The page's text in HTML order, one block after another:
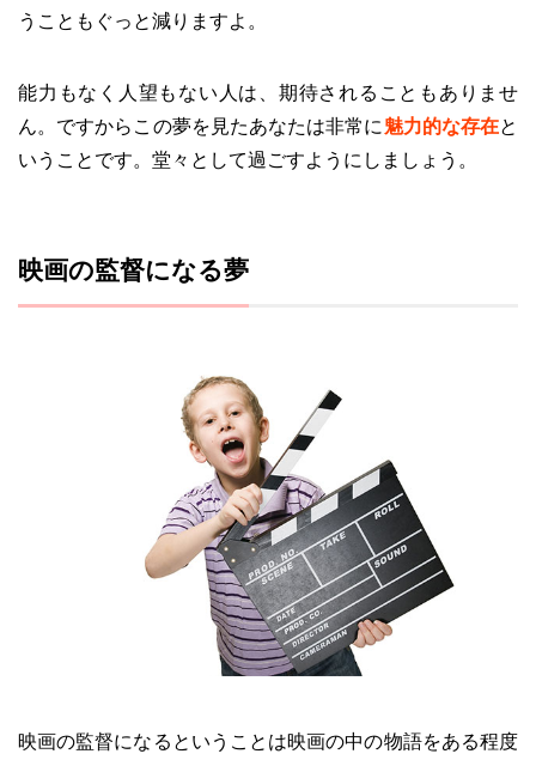
うこともぐっと減りますよ。
能力もなく人望もない人は、期待されることもありませ
ん。ですからこの夢を見たあなたは非常に 魅力的な存在と
いうことです。堂々として過ごすようにしましょう。
映画の監督になる夢
映画の監督になるということは映画の中の物語をある程度